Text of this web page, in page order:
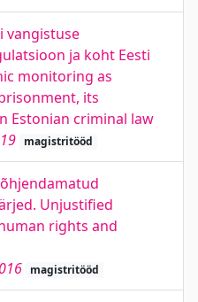
vangistuse
ja koht Eesti
monitoring as
its
Estonian criminal law
magistritööd
Unjustified
rights and
magistritööd